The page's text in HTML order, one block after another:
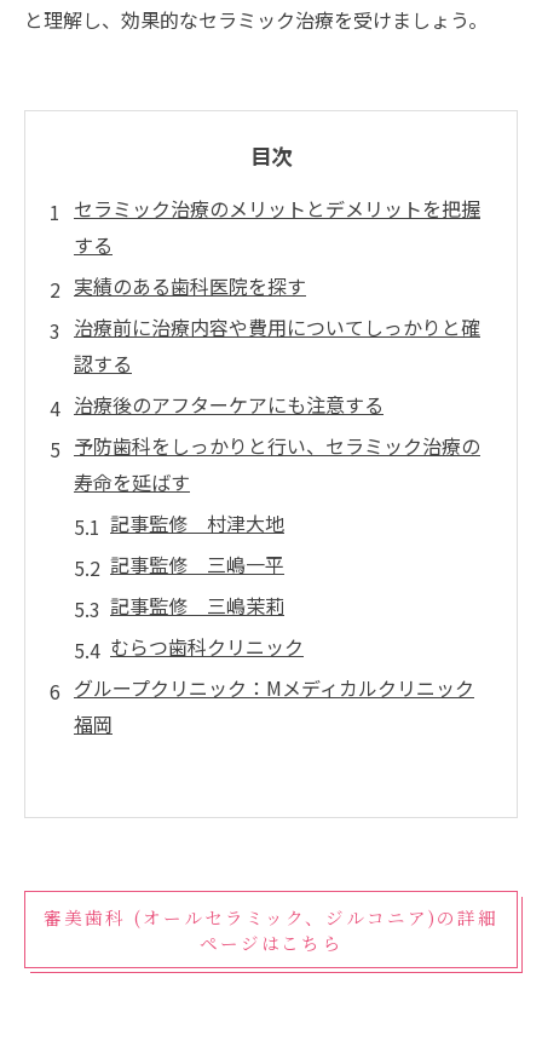
と理解し、効果的なセラミック治療を受けましょう。
目次
セラミック治療のメリットとデメリットを把握
する
実績のある歯科医院を探す
治療前に治療内容や費用についてしっかりと確
認する
治療後のアフターケアにも注意する
予防歯科をしっかりと行い、セラミック治療の
寿命を延ばす
記事監修 村津大地
記事監修 三嶋一平
記事監修 三嶋茉莉
むらつ歯科クリニック
グループクリニック：Mメディカルクリニック
福岡
審美歯科 (オールセラミック、ジルコニア)の詳細
ページはこちら